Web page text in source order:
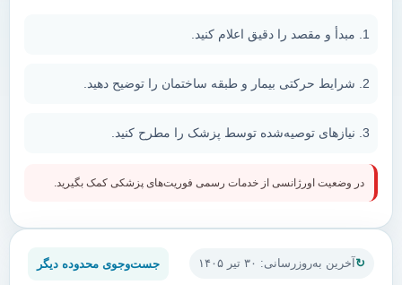
آخرین به‌روزرسانی: ۳۰ تیر ۱۴۰۵ جست‌وجوی محدوده دیگر
مبدأ و مقصد را دقیق اعلام کنید.
شرایط حرکتی بیمار و طبقه ساختمان را توضیح دهید.
نیازهای توصیه‌شده توسط پزشک را مطرح کنید.
در وضعیت اورژانسی از خدمات رسمی فوریت‌های پزشکی کمک بگیرید.